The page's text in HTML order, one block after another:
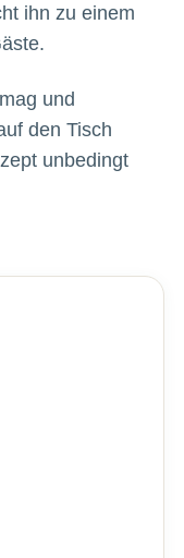
ihn zu einem
und
den Tisch
unbedingt